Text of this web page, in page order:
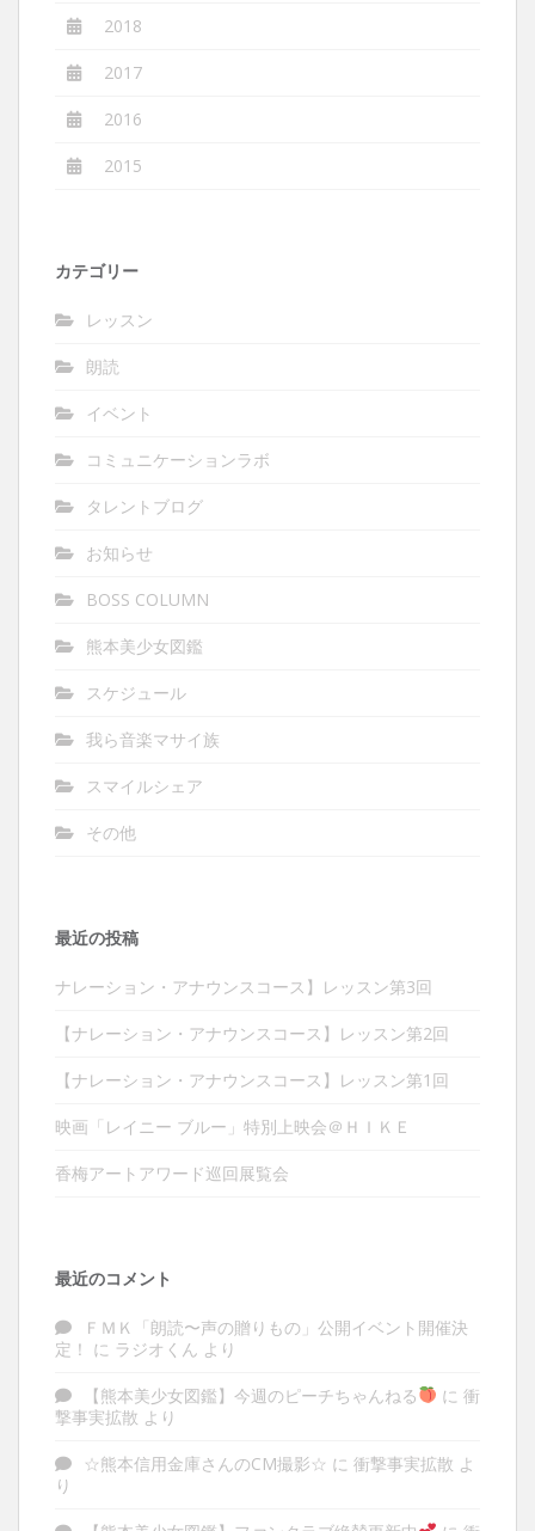
2018
2017
2016
2015
カテゴリー
レッスン
朗読
イベント
コミュニケーションラボ
タレントブログ
お知らせ
BOSS COLUMN
熊本美少女図鑑
スケジュール
我ら音楽マサイ族
スマイルシェア
その他
最近の投稿
ナレーション・アナウンスコース】レッスン第3回
【ナレーション・アナウンスコース】レッスン第2回
【ナレーション・アナウンスコース】レッスン第1回
映画「レイニー ブルー」特別上映会＠ＨＩＫＥ
香梅アートアワード巡回展覧会
最近のコメント
ＦＭＫ「朗読〜声の贈りもの」公開イベント開催決
定！ に ラジオくん より
【熊本美少女図鑑】今週のピーチちゃんねる に 衝
撃事実拡散 より
☆熊本信用金庫さんのCM撮影☆ に 衝撃事実拡散 よ
り